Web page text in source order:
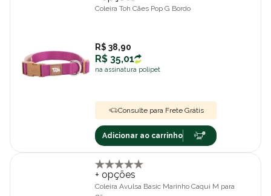
Coleira Toh Cães Pop G Bordo
R$ 38,90
R$ 35,01
na assinatura polipet
Consulte para Frete Grátis
Adicionar ao carrinho
+ opções
Coleira Avulsa Basic Marinho Caqui M para